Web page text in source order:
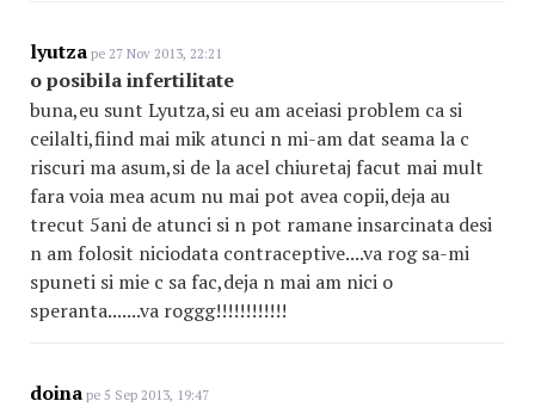
lyutza pe 27 Nov 2013, 22:21
o posibila infertilitate
buna,eu sunt Lyutza,si eu am aceiasi problem ca si
ceilalti,fiind mai mik atunci n mi-am dat seama la c
riscuri ma asum,si de la acel chiuretaj facut mai mult
fara voia mea acum nu mai pot avea copii,deja au
trecut 5ani de atunci si n pot ramane insarcinata desi
n am folosit niciodata contraceptive....va rog sa-mi
spuneti si mie c sa fac,deja n mai am nici o
speranta.......va roggg!!!!!!!!!!!!
doina pe 5 Sep 2013, 19:47